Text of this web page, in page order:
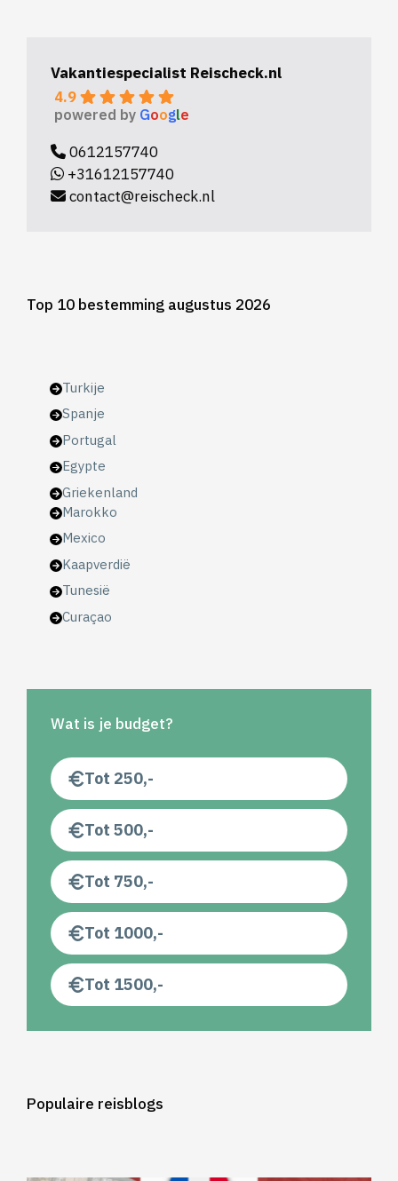
Vakantiespecialist Reischeck.nl
4.9
powered by Google
0612157740
+31612157740
contact@reischeck.nl
Top 10 bestemming augustus 2026
Turkije
Spanje
Portugal
Egypte
Griekenland
Marokko
Mexico
Kaapverdië
Tunesië
Curaçao
Wat is je budget?
Tot 250,-
Tot 500,-
Tot 750,-
Tot 1000,-
Tot 1500,-
Populaire reisblogs